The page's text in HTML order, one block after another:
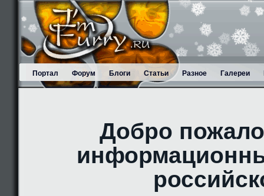
Портал Форум Блоги Статьи Разное Галереи
Добро